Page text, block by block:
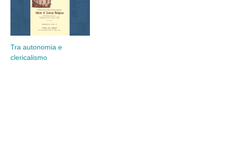
Tra autonomia e
clericalismo